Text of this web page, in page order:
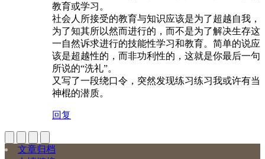
教育或学习。
社会人所接受的教育与知识应该是为了超越自我，
为了知其所以然而进行的，而不是为了解决生存这
一自然诉求进行的技能性学习和教育。简单的说应
该是超越性的，而非功利性的，这就是你最后一句
所说的“洗礼”。
又写了一段绕口令，突然发现练习练习我或许有当
神棍的潜质。
回复
文章归档